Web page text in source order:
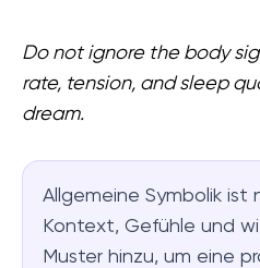
Do not ignore the body
rate, tension, and sleep
dream.
Allgemeine Symbolik ist
Kontext, Gefühle und
Muster hinzu, um eine